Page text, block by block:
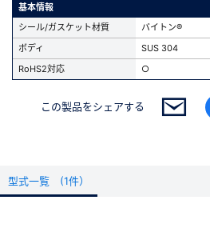
基本情報
シール/ガスケット材質
バイトン®
ボディ
SUS 304
RoHS2対応
○
この製品をシェアする
型式一覧 (1件）